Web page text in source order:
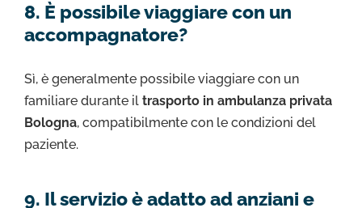
8. È possibile viaggiare con un
accompagnatore?
Sì, è generalmente possibile viaggiare con un
familiare durante il trasporto in ambulanza privata
Bologna, compatibilmente con le condizioni del
paziente.
9. Il servizio è adatto ad anziani e